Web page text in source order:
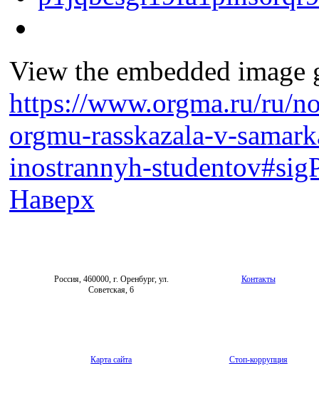
View the embedded
https://www.orgma.ru/ru/
orgmu-rasskazala-v-
inostrannyh-
Наверх
Россия, 460000, г. Оренбург, ул.
Советская, 6
Контакты
Карта сайта Стоп-коррупция